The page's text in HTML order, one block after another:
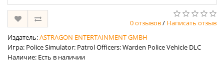
0 отзывов/ Написать отзыв
Издатель:ASTRAGON ENTERTAINMENT GMBH
Игра: Police Simulator: Patrol Officers: Warden Police Vehicle DLC
Наличие: Есть в наличии